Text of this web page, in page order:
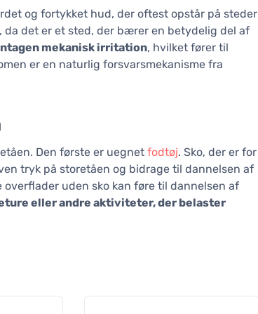
og fortykket hud, der oftest opstår på steder
det er et sted, der bærer en betydelig del af
mekanisk irritation, hvilket fører til
er en naturlig forsvarsmekanisme fra
Den første er uegnet fodtøj. Sko, der er for
tryk på storetåen og bidrage til dannelsen af
uden sko kan føre til dannelsen af
eller andre aktiviteter, der belaster